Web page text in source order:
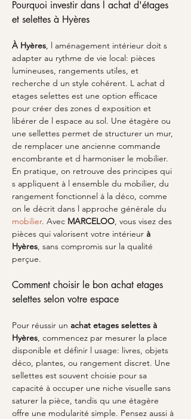
Pourquoi investir dans l achat d'étages
et selettes à Hyères
À Hyères, l aménagement intérieur doit s
adapter au rythme de vie local: pièces
lumineuses, rangements utiles, et
recherche d un style cohérent. L achat d
etages selettes est une option efficace
pour créer des zones d exposition et
libérer de l espace au sol. Une étagère ou
une sellettes permet de structurer un mur,
de remplacer une ancienne commande
encombrante et d harmoniser le mobilier.
En pratique, on retrouve des principes qui
s appliquent à l ensemble du mobilier, du
rangement fonctionnel à la déco, comme
on le décrit dans l approche générale du
mobilier. Avec MARCELOO, vous visez des
pièces qui valorisent votre intérieur à
Hyères, sans compromis sur la qualité
perçue.
Comment choisir le bon achat etages
selettes selon votre espace
Pour réussir un achat etages selettes à
Hyères, commencez par mesurer la place
disponible et définir l usage: livres, objets
déco, plantes, ou rangement discret. Une
sellettes est souvent choisie pour sa
capacité à occuper une niche visuelle sans
saturer la pièce, tandis qu une étagère
offre une modularité simple. Pensez aussi à